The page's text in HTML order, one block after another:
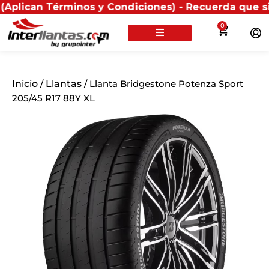
y Condiciones) - Recuerda que si
0
Inicio / Llantas / Llanta Bridgestone Potenza Sport
205/45 R17 88Y XL